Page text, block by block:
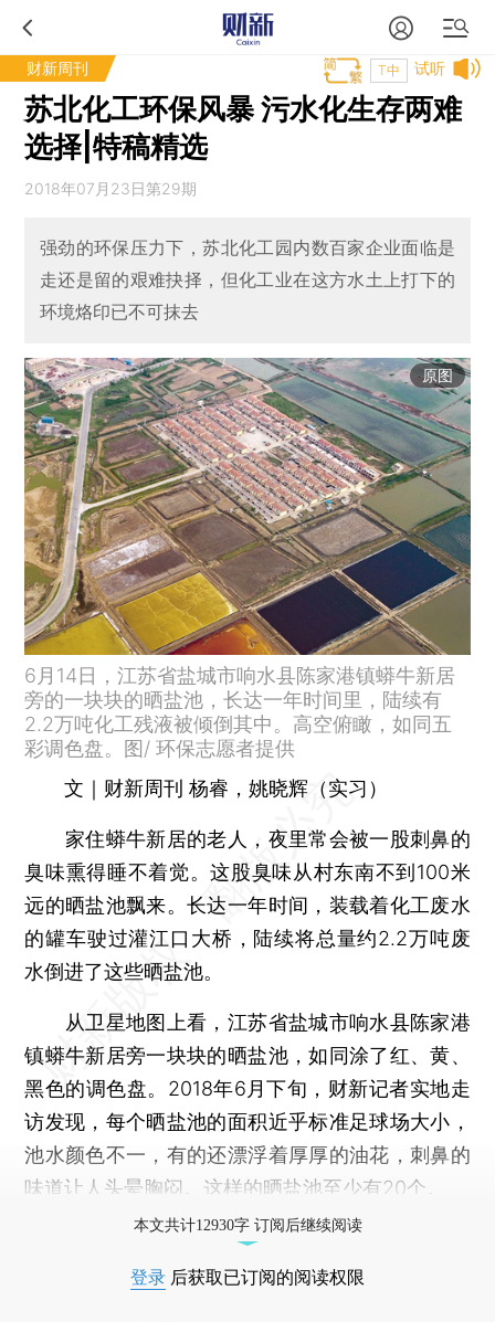
财新周刊 试听
T中
苏北化工环保风暴 污水化生存两难
选择|特稿精选
2018年07月23日第29期
强劲的环保压力下，苏北化工园内数百家企业面临是
走还是留的艰难抉择，但化工业在这方水土上打下的
环境烙印已不可抹去
原图
6月14日，江苏省盐城市响水县陈家港镇蟒牛新居
旁的一块块的晒盐池，长达一年时间里，陆续有
2.2万吨化工残液被倾倒其中。高空俯瞰，如同五
彩调色盘。图/ 环保志愿者提供
文｜财新周刊 杨睿，姚晓辉（实习）
家住蟒牛新居的老人，夜里常会被一股刺鼻的
臭味熏得睡不着觉。这股臭味从村东南不到100米
远的晒盐池飘来。长达一年时间，装载着化工废水
的罐车驶过灌江口大桥，陆续将总量约2.2万吨废
水倒进了这些晒盐池。
从卫星地图上看，江苏省盐城市响水县陈家港
镇蟒牛新居旁一块块的晒盐池，如同涂了红、黄、
黑色的调色盘。2018年6月下旬，财新记者实地走
访发现，每个晒盐池的面积近乎标准足球场大小，
池水颜色不一，有的还漂浮着厚厚的油花，刺鼻的
味道让人头晕胸闷。这样的晒盐池至少有20个。
本文共计12930字 订阅后继续阅读
登录 后获取已订阅的阅读权限